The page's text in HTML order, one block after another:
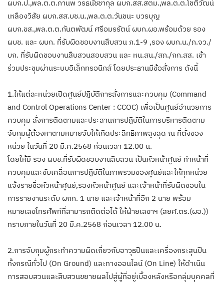
ผบก.ป.,พล.ต.ต.ภานพ วรธนัชชากุล ผบก.สส.สตม.,พล.ต.ต.โชติวัฒน์
เหลืองวิสัย ผบก.สส.บช.น.,พล.ต.ต.วันชนะ บวรบุญ
ผบก.ขส.,พล.ต.ต.กันตพัฒน์ ศรีอมรรัตน์ ผบก.ผอ.พร้อมด้วย รอง
ผบช. และ ผบก. ที่รับผิดชอบงานสืบสวน ภ.1-9 ,รอง ผบก.น./ภ.จว./
บก. ที่รับผิดชอบงานสืบสวนสอบสวน และ หน.สน./สภ./กก.สส. เข้า
ร่วมประชุมผ่านระบบอิเล็กทรอนิกส์ โดยประธานมีข้อสั่งการ ดังนี้
1.ให้แต่ละหน่วยเปิดศูนย์ปฏิบัติการสั่งการและควบคุม (Command
and Control Operations Center : CCOC) เพื่อเป็นศูนย์อำนวยการ
ควบคุม สั่งการติดตามและประสานการปฏิบัติในการบริหารติดตาม
จับกุมผู้ต้องหาตามหมายจับให้เกิดประสิทธิภาพสูงสุด ณ ที่ตั้งของ
หน่วย ในวันที่ 20 มี.ค.2568 ก่อนเวลา 12.00 น.
โดยให้มี รอง ผบช.ที่รับผิดชอบงานสืบสวน เป็นหัวหน้าศูนย์ ทำหน้าที่
ควบคุมและขับเคลื่อนการปฏิบัติในภาพรวมของศูนย์และให้ทุกหน่วย
แจ้งรายชื่อหัวหน้าศูนย์,รองหัวหน้าศูนย์ และเจ้าหน้าที่รับผิดชอบใน
การรายงานระดับ ผกก. 1 นาย และเจ้าหน้าที่อีก 2 นาย พร้อม
หมายเลขโทรศัพท์ที่สามารถติดต่อได้ ให้ฝ่ายเลขาฯ (สยศ.ตร.(ผอ.))
ทราบภายในวันที่ 20 มี.ค.2568 ก่อนเวลา 12.00 น.
2.การจับกุมผู้กระทำความผิดเกี่ยวกับอาวุธปืนและเครื่องกระสุนปืน
ทั้งกรณีทั่วไป (On Ground) และทางออนไลน์ (On Line) ให้ดำเนิน
การสอบสวนและสืบสวนขยายผลไปสู่ผู้ที่อยู่เบื้องหลังหรือกลุ่มบุคคลที่